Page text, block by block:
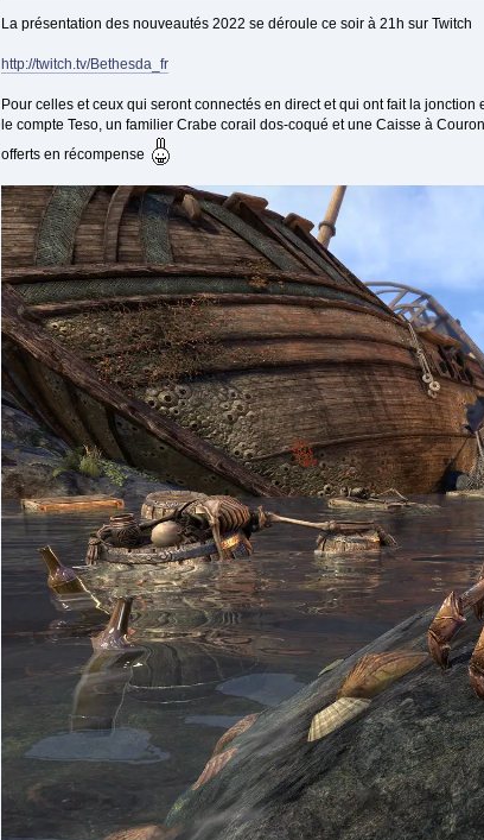
La présentation des nouveautés 2022 se déroule ce soir à 21h sur Twitch
http://twitch.tv/Bethesda_fr
Pour celles et ceux qui seront connectés en direct et qui ont fait la jonction
le compte Teso, un familier Crabe corail dos-coqué et une Caisse à
offerts en récompense